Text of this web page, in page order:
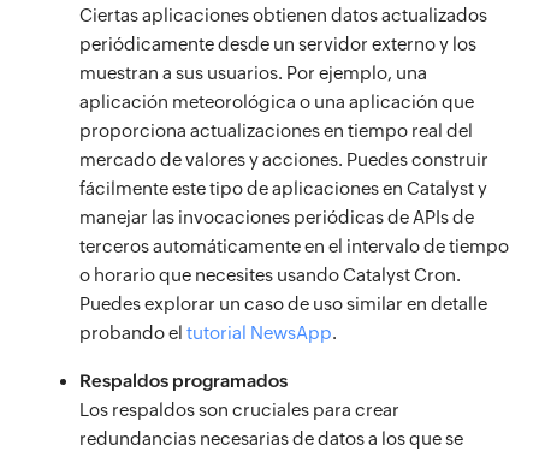
Ciertas aplicaciones obtienen datos actualizados
periódicamente desde un servidor externo y los
muestran a sus usuarios. Por ejemplo, una
aplicación meteorológica o una aplicación que
proporciona actualizaciones en tiempo real del
mercado de valores y acciones. Puedes construir
fácilmente este tipo de aplicaciones en Catalyst y
manejar las invocaciones periódicas de APIs de
terceros automáticamente en el intervalo de tiempo
o horario que necesites usando Catalyst Cron.
Puedes explorar un caso de uso similar en detalle
probando el tutorial NewsApp.
Respaldos programados
Los respaldos son cruciales para crear
redundancias necesarias de datos a los que se